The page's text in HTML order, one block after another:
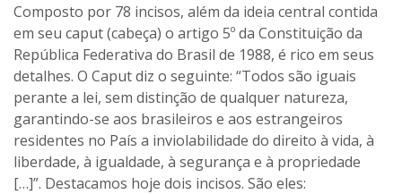
Composto por 78 incisos, além da ideia central contida
em seu caput (cabeça) o artigo 5º da Constituição da
República Federativa do Brasil de 1988, é rico em seus
detalhes. O Caput diz o seguinte: “Todos são iguais
perante a lei, sem distinção de qualquer natureza,
garantindo-se aos brasileiros e aos estrangeiros
residentes no País a inviolabilidade do direito à vida, à
liberdade, à igualdade, à segurança e à propriedade
[…]”. Destacamos hoje dois incisos. São eles: